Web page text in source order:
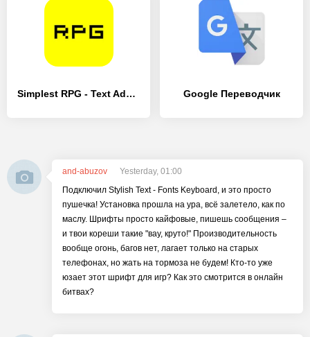
Simplest RPG - Text Adventure Google Переводчик
and-abuzov
Yesterday, 01:00
Подключил Stylish Text - Fonts Keyboard, и это просто
пушечка! Установка прошла на ура, всё залетело, как по
маслу. Шрифты просто кайфовые, пишешь сообщения –
и твои кореши такие "вау, круто!" Производительность
вообще огонь, багов нет, лагает только на старых
телефонах, но жать на тормоза не будем! Кто-то уже
юзает этот шрифт для игр? Как это смотрится в онлайн
битвах?